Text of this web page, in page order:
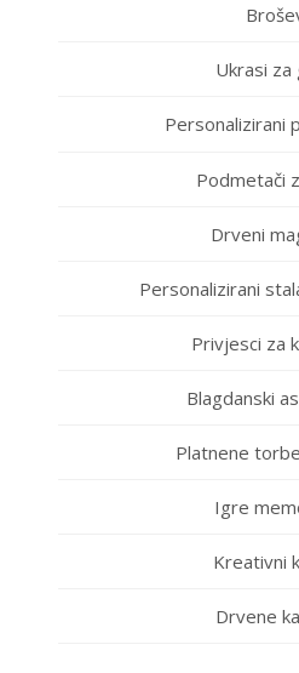
Ukrasi za
Personalizirani
Podmetači
Drveni
Personalizirani
Privjesci za
Blagdanski
Platnene
Igre
Kreativni
Drvene